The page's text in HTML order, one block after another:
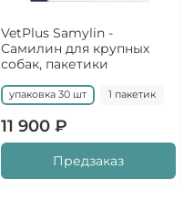
VetPlus Samylin -
Самилин для крупных
собак, пакетики
упаковка 30 шт 1 пакетик
11 900 ₽
Предзаказ